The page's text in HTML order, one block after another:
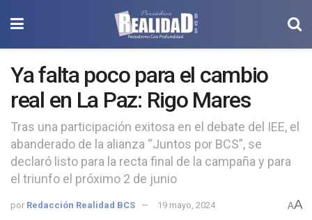
Ya falta poco para el cambio
real en La Paz: Rigo Mares
Tras una participación exitosa en el debate del IEE, el
abanderado de la alianza “Juntos por BCS”, se
declaró listo para la recta final de la campaña y para
el triunfo el próximo 2 de junio
por Redacción Realidad BCS 19 mayo, 2024 AA